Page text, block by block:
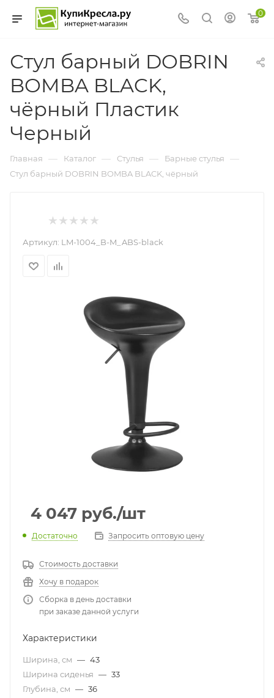
0
Стул барный DOBRIN
BOMBA BLACK,
чёрный Пластик
Черный
Главная — Каталог — Стулья — Барные стулья —
Стул барный DOBRIN BOMBA BLACK, чёрный
Артикул: LM-1004_B-M_ABS-black
4 047 руб./шт
Достаточно Запросить оптовую цену
Стоимость доставки
Хочу в подарок
Сборка в день доставки
при заказе данной услуги
Характеристики
Ширина, см — 43
Ширина сиденья — 33
Глубина, см — 36